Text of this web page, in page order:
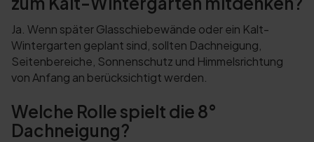
Ja. Wenn später Glasschiebewände oder ein Kalt-
Wintergarten geplant sind, sollten Dachneigung,
Seitenbereiche, Sonnenschutz und Himmelsrichtung
von Anfang an berücksichtigt werden.
Welche Rolle spielt die 8°
Dachneigung?